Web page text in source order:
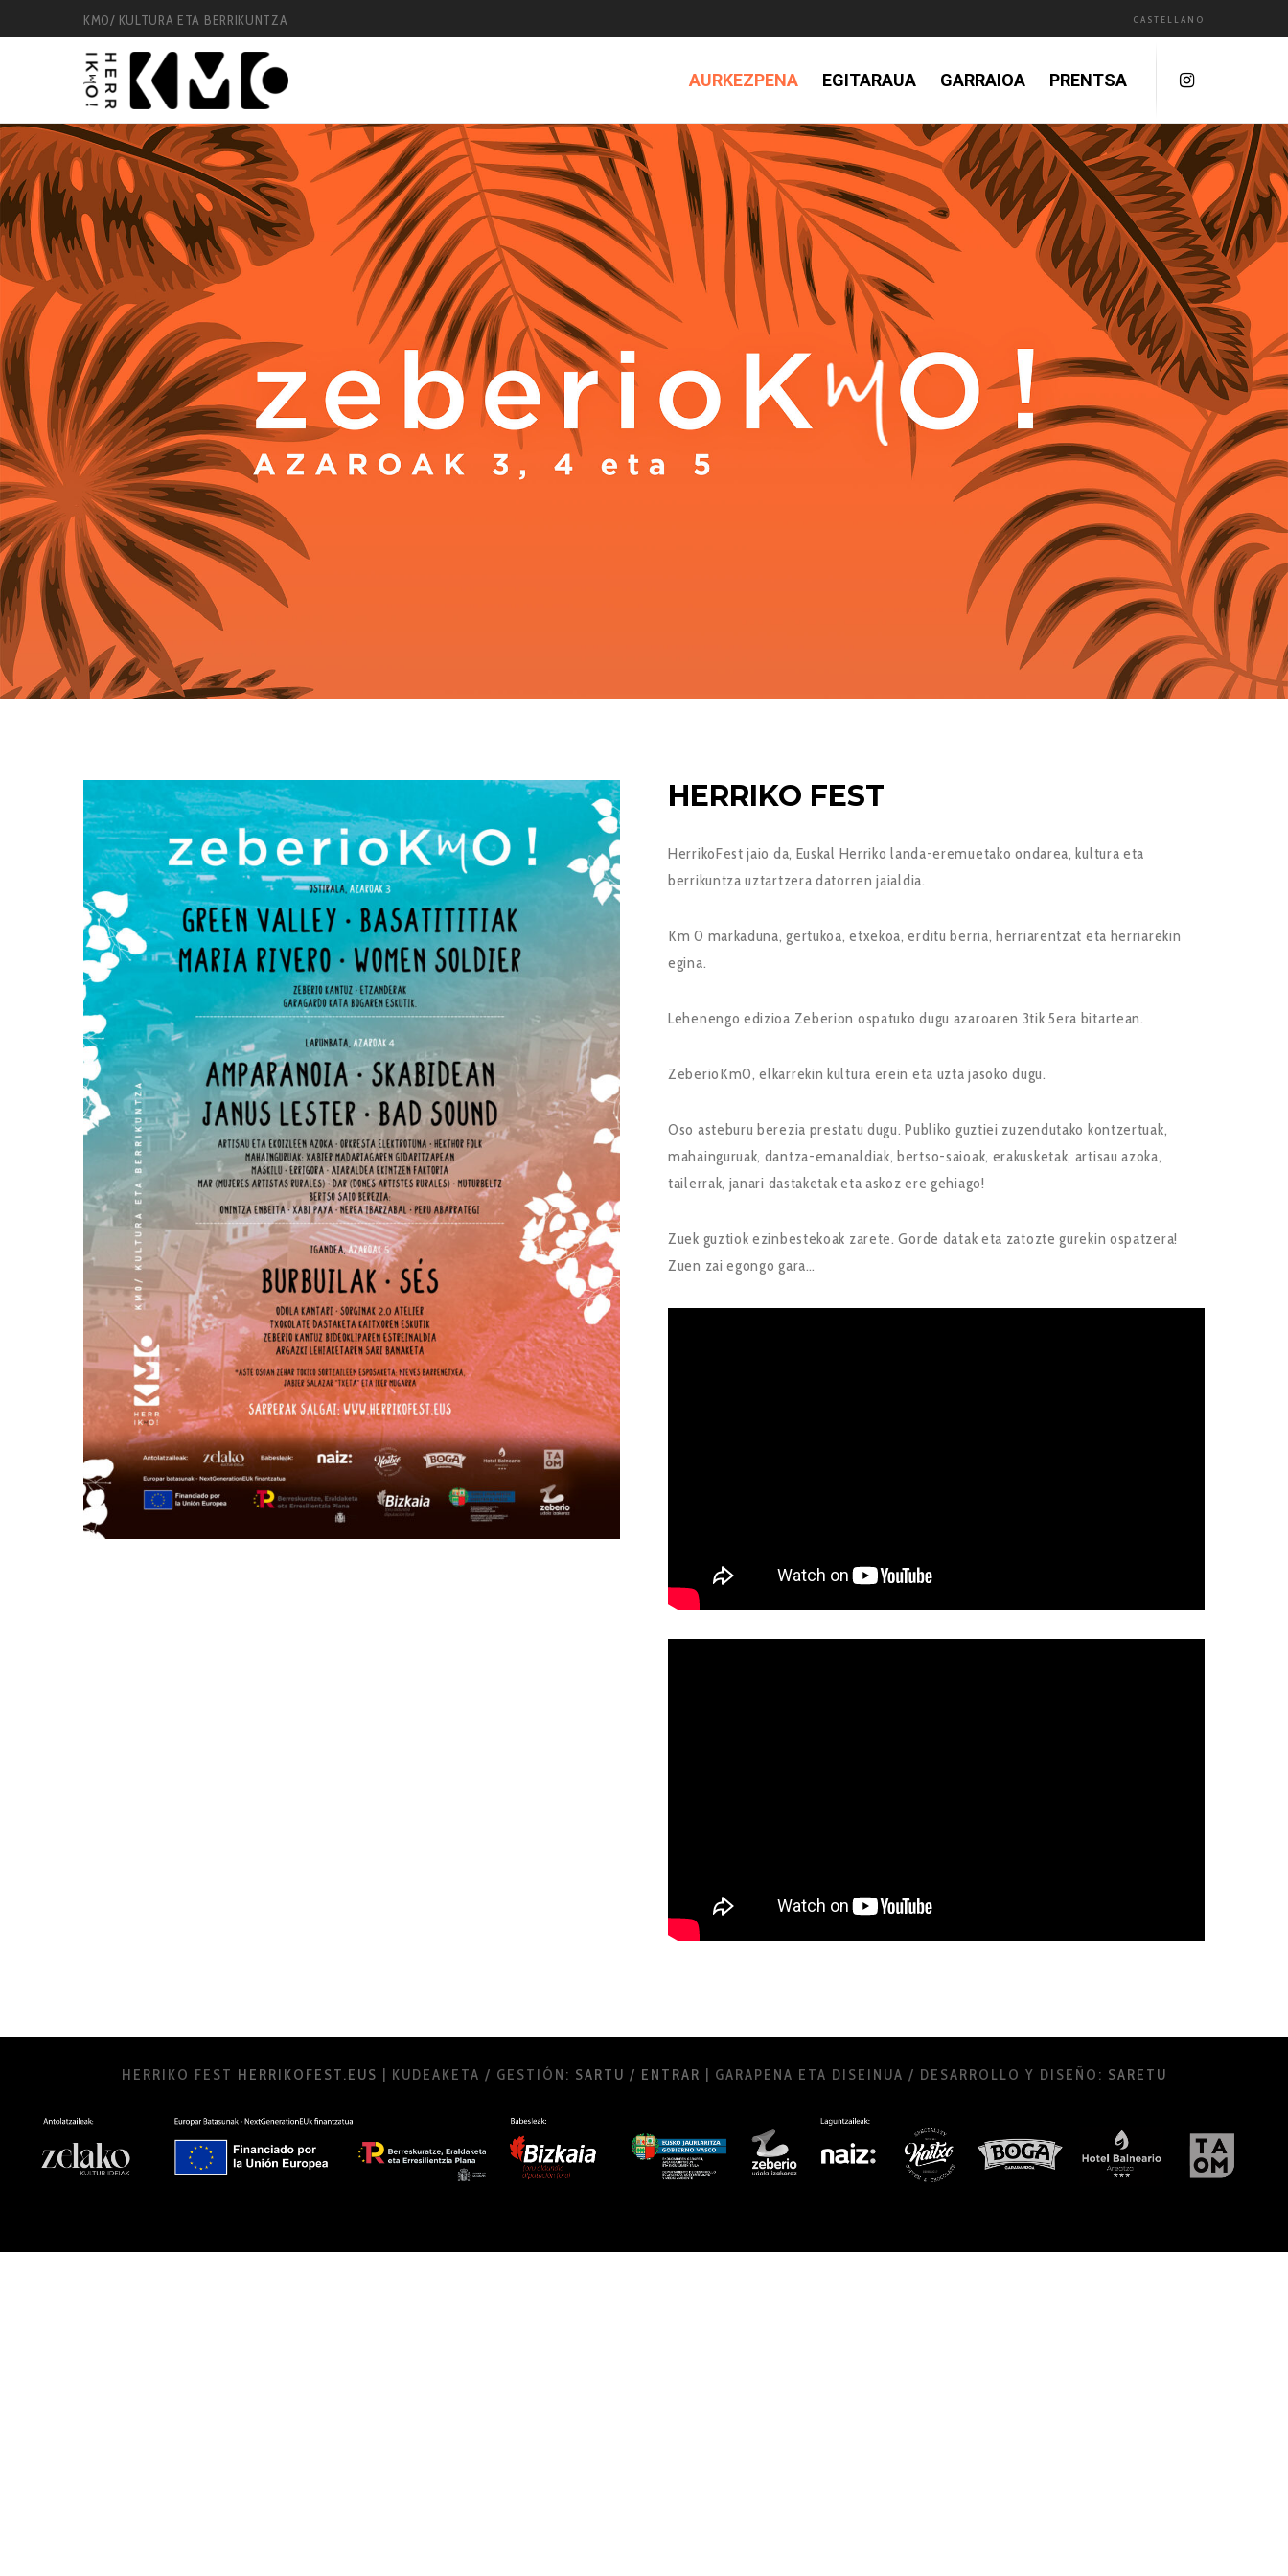
KM0/ KULTURA ETA BERRIKUNTZA CASTELLANO
AURKEZPENA EGITARAUA GARRAIOA PRENTSA
HERRIKO FEST
HerrikoFest jaio da, Euskal Herriko landa-eremuetako ondarea, kultura eta
berrikuntza uztartzera datorren jaialdia.
Km 0 markaduna, gertukoa, etxekoa, erditu berria, herriarentzat eta herriarekin
egina.
Lehenengo edizioa Zeberion ospatuko dugu azaroaren 3tik 5era bitartean.
ZeberioKm0, elkarrekin kultura erein eta uzta jasoko dugu.
Oso asteburu berezia prestatu dugu. Publiko guztiei zuzendutako kontzertuak,
mahainguruak, dantza-emanaldiak, bertso-saioak, erakusketak, artisau azoka,
tailerrak, janari dastaketak eta askoz ere gehiago!
Zuek guztiok ezinbestekoak zarete. Gorde datak eta zatozte gurekin ospatzera!
Zuen zai egongo gara…
HERRIKO FEST HERRIKOFEST.EUS | KUDEAKETA / GESTIÓN: SARTU / ENTRAR | GARAPENA ETA DISEINUA / DESARROLLO Y DISEÑO: SARETU